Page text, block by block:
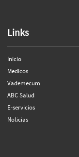
Links
Inicio
Medicos
Vademecum
ABC Salud
E-servicios
Noticias